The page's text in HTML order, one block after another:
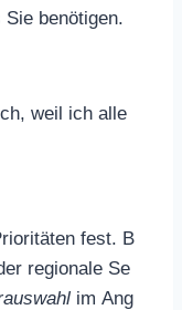
benötigen.
weil ich alle
fest. B
regionale Se
im Ang